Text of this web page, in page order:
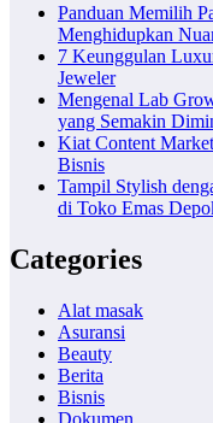
Panduan Memilih
Menghidupkan
7 Keunggulan
Jeweler
Mengenal Lab
yang Semakin
Kiat Content
Bisnis
Tampil Stylish
di Toko Emas
Categories
Alat masak
Asuransi
Beauty
Berita
Bisnis
Dokumen